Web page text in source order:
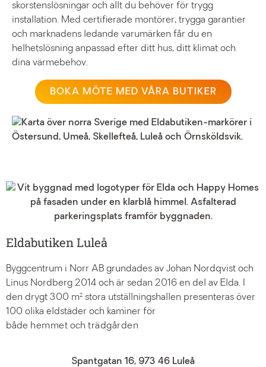
skorstenslösningar och allt du behöver för trygg
installation. Med certifierade montörer, trygga garantier
och marknadens ledande varumärken får du en
helhetslösning anpassad efter ditt hus, ditt klimat och
dina värmebehov.
BOKA MÖTE MED VÅRA BUTIKER
Eldabutiken Luleå
Byggcentrum i Norr AB grundades av Johan Nordqvist och
Linus Nordberg 2014 och är sedan 2016 en del av Elda. I
den drygt 300 m² stora utställningshallen presenteras över
100 olika eldstäder och kaminer för
både hemmet och trädgården
Spantgatan 16, 973 46 Luleå